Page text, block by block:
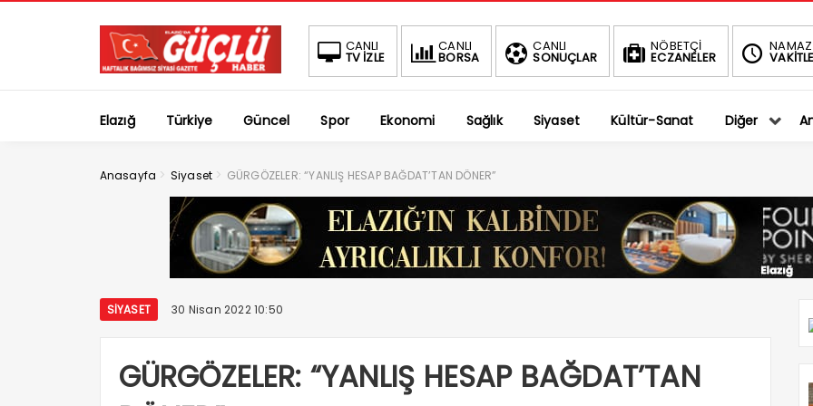
CANLI
TV İZLE
CANLI
BORSA
CANLI
SONUÇLAR
NÖBETÇİ
ECZANELER
NAMAZ
BIST
-0.75% 1.401,27
DOLAR
% 36,5794
Elazığ Türkiye Güncel Spor Ekonomi Sağlık Siyaset Kültür-Sanat Diğer
Anasayfa > Siyaset > GÜRGÖZELER: “YANLIŞ HESAP BAĞDAT’TAN DÖNER”
SIYASET 30 Nisan 2022 10:50
GÜRGÖZELER: “YANLIŞ HESAP BAĞDAT’TAN